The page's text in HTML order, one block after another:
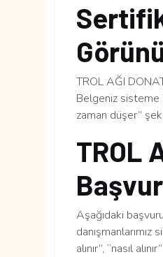
TROL AĞI
Belgeniz sisteme
zaman düşer”
TROL
Aşağıdaki
alınır”, “nasıl